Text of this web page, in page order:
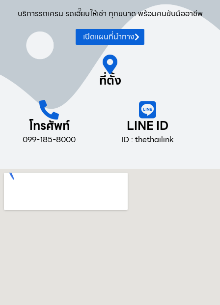
บริการรถเครน รถเฮี๊ยบให้เช่า ทุกขนาด พร้อมคนขับมืออาชีพ
เปิดแผนที่นำทาง
ที่ตั้ง
โทรศัพท์
099-185-8000
LINE ID
ID : thethailink